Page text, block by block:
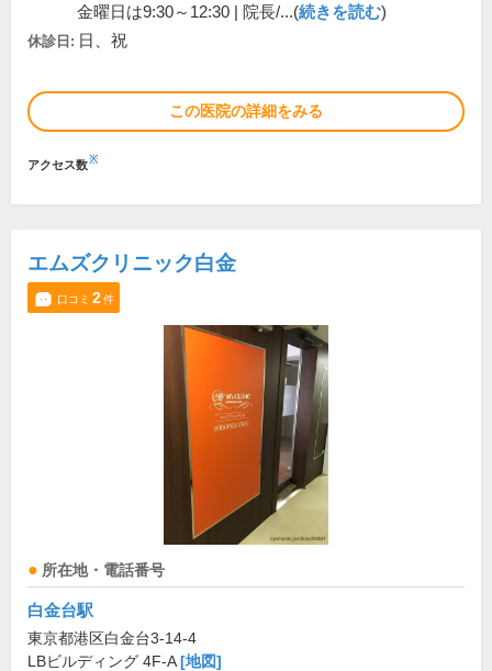
金曜日は9:30～12:30 | 院長/...(続きを読む)
休診日: 日、祝
この医院の詳細をみる
アクセス数※
エムズクリニック白金
口コミ 2件
所在地・電話番号
白金台駅
東京都港区白金台3-14-4
LBビルディング 4F-A[地図]